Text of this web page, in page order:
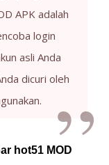
APK adalah
login
asli Anda
dicuri oleh
hot51 MOD